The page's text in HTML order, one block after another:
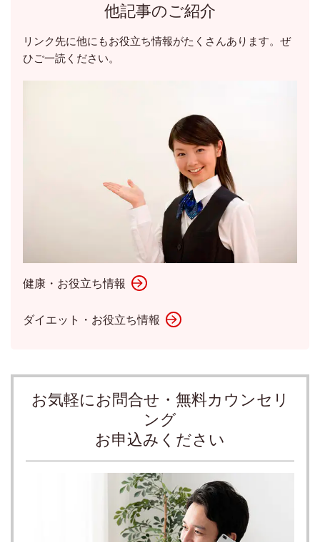
他記事のご紹介
リンク先に他にもお役立ち情報がたくさんあります。ぜ
ひご一読ください。
健康・お役立ち情報
ダイエット・お役立ち情報
お気軽にお問合せ・無料カウンセリ
ング
お申込みください